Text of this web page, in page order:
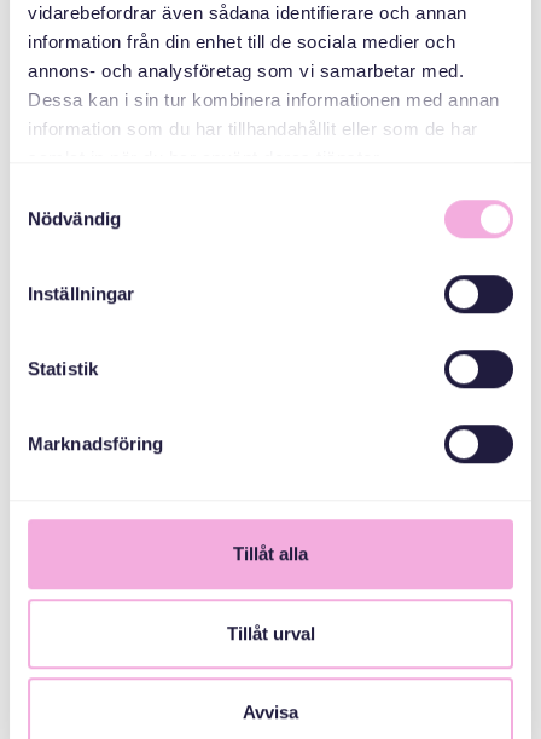
vidarebefordrar även sådana identifierare och annan
information från din enhet till de sociala medier och
annons- och analysföretag som vi samarbetar med.
Dessa kan i sin tur kombinera informationen med annan
information som du har tillhandahållit eller som de har
Nödvändig
Inställningar
Statistik
Marknadsföring
Tillåt alla
Tillåt urval
Avvisa
General
Inheritance Fund